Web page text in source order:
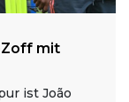
Zoff mit
ist João